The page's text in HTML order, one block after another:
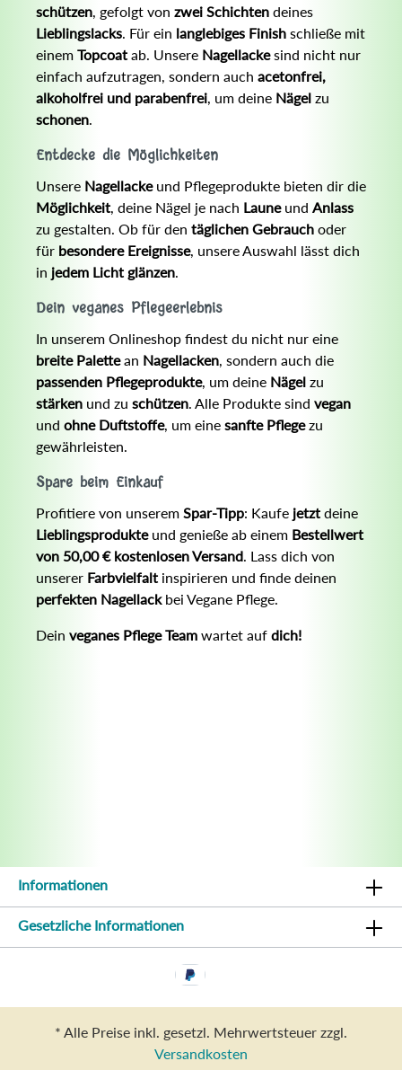
schützen, gefolgt von zwei Schichten deines
Lieblingslacks. Für ein langlebiges Finish schließe mit
einem Topcoat ab. Unsere Nagellackesind nicht nur
einfach aufzutragen, sondern auch acetonfrei,
alkoholfrei und parabenfrei, um deine Nägel zu
schonen.
Entdecke die Möglichkeiten
Unsere Nagellacke und Pflegeprodukte bieten dir die
Möglichkeit, deine Nägel je nach Laune und Anlass
zu gestalten. Ob für den täglichen Gebrauch oder
für besondere Ereignisse, unsere Auswahl lässt dich
in jedem Licht glänzen.
Dein veganes Pflegeerlebnis
In unserem Onlineshop findest du nicht nur eine
breite Palettean Nagellacken, sondern auch die
passenden Pflegeprodukte, um deine Nägel zu
stärken und zu schützen. Alle Produkte sind vegan
und ohne Duftstoffe, um eine sanfte Pflegezu
gewährleisten.
Spare beim Einkauf
Profitiere von unserem Spar-Tipp: Kaufe jetzt deine
Lieblingsprodukte und genieße ab einem Bestellwert
von 50,00 € kostenlosen Versand. Lass dich von
unserer Farbvielfalt inspirieren und finde deinen
perfekten Nagellack bei Vegane Pflege.
Dein veganes Pflege Team wartet auf dich!
Informationen
Gesetzliche Informationen
* Alle Preise inkl. gesetzl. Mehrwertsteuer zzgl.
Versandkosten